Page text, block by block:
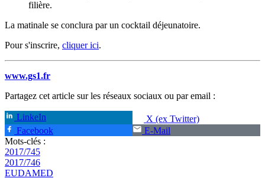
filière.
La matinale se conclura par un cocktail déjeunatoire.
Pour s'inscrire, cliquer ici.
www.gs1.fr
Partagez cet article sur les réseaux sociaux ou par email :
LinkeIn
X (ex Twitter)
Facebook
E-Mail
Mots-clés :
2017/745
2017/746
EUDAMED